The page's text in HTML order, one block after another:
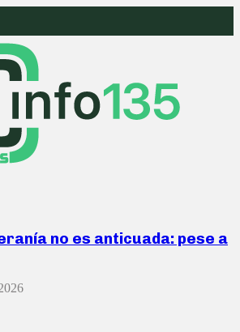
no es anticuada: pese a